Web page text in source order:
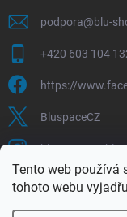
Tento web používá
tohoto webu
podpora@blu-
+420 603 104
https://
BluspaceCZ
Blu-